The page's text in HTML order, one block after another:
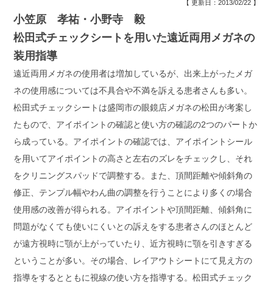
【 更新日：2013/02/22 】
小笠原 孝祐・小野寺 毅
松田式チェックシートを用いた遠近両用メガネの
装用指導
遠近両用メガネの使用者は増加しているが、出来上がったメガ
ネの使用感については不具合や不満を訴える患者さんも多い。
松田式チェックシートは盛岡市の眼鏡店メガネの松田が考案し
たもので、アイポイントの確認と使い方の確認の2つのパートか
ら成っている。アイポイントの確認では、アイポイントシール
を用いてアイポイントの高さと左右のズレをチェックし、それ
をクリニングスパッドで調整する。また、頂間距離や傾斜角の
修正、テンプル幅やわん曲の調整を行うことにより多くの場合
使用感の改善が得られる。アイポイントや頂間距離、傾斜角に
問題がなくても使いにくいとの訴えをする患者さんのほとんど
が遠方視時に顎が上がっていたり、近方視時に顎を引きすぎる
ということが多い。その場合、レイアウトシートにて見え方の
指導をするとともに視線の使い方を指導する。松田式チェック